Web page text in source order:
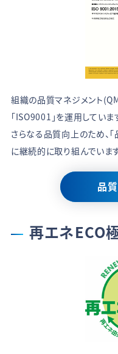
組織の品質マネジメント
「ISO9001」を運用していま
さらなる品質向上のため、
に継続的に取り組んでいます
品
再エネECO